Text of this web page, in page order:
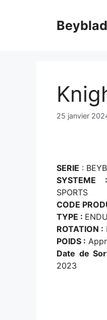
25 janvier
SERIE :
SYSTEME :
SPORTS
CODE
TYPE :
ROTATION :
POIDS :
Date de
2023